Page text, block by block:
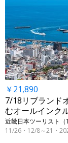
￥21,890
7/18リブランド
むオールインク
近畿日本ツーリスト